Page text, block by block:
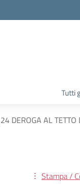
Tutti
DEROGA AL TETTO
Stampa /